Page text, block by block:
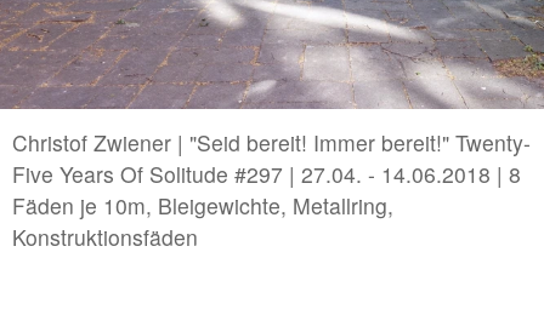
2022 | B/LA connect in Los Angeles/USA
//related to memory
#2 | 2026 Jakob Kolb - Projectspacefestival
#1 | 2026 Davide Zucco
Christof Zwiener | "Seid bereit! Immer bereit!" Twenty-
Five Years Of Solitude #297 | 27.04. - 14.06.2018 | 8
Fäden je 10m, Bleigewichte, Metallring,
Konstruktionsfäden